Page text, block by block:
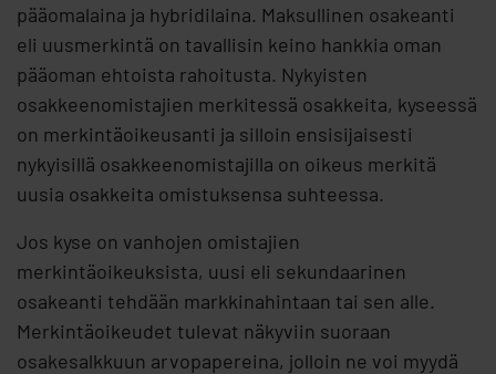
pääomalaina ja hybridilaina. Maksullinen osakeanti
eli uusmerkintä on tavallisin keino hankkia oman
pääoman ehtoista rahoitusta. Nykyisten
osakkeenomistajien merkitessä osakkeita, kyseessä
on merkintäoikeusanti ja silloin ensisijaisesti
nykyisillä osakkeenomistajilla on oikeus merkitä
uusia osakkeita omistuksensa suhteessa.
Jos kyse on vanhojen omistajien
merkintäoikeuksista, uusi eli sekundaarinen
osakeanti tehdään markkinahintaan tai sen alle.
Merkintäoikeudet tulevat näkyviin suoraan
osakesalkkuun arvopapereina, jolloin ne voi myydä